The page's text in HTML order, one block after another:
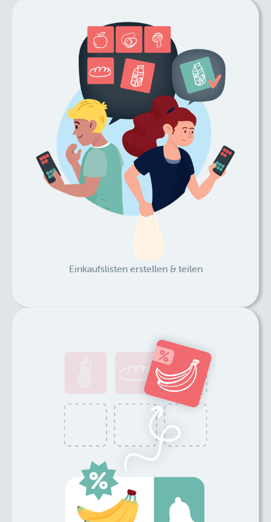
Einkaufslisten erstellen & teilen